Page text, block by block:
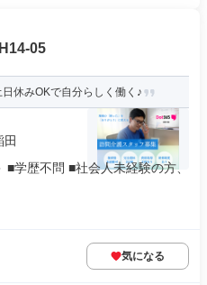
05
休みOKで自分らしく働く♪
学歴不問 ■社会⼈未経験の方、
気になる